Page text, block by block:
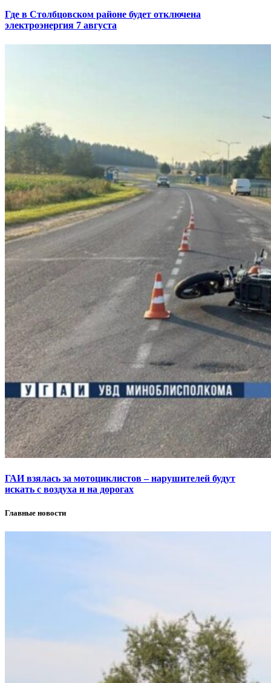
Где в Столбцовском районе будет отключена
электроэнергия 7 августа
ГАИ взялась за мотоциклистов – нарушителей будут
искать с воздуха и на дорогах
Главные новости